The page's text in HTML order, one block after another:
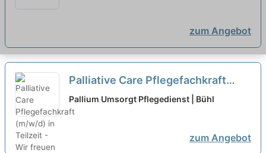
zum Angebot
Palliative Care Pflegefachkraft
(m/w/d) in Teilzeit - Wir freuen uns
auf Ihre Unterstützung!
Pallium Umsorgt Pflegedienst | Bühl
zum Angebot